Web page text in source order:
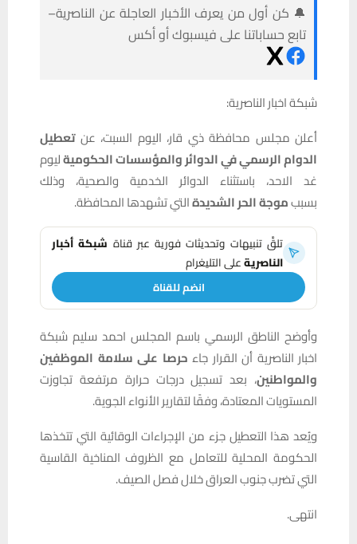
🔔 كن أول من يعرف الأخبار العاجلة عن الناصرية–
تابع حساباتنا على فيسبوك أو أكس
شبكة اخبار الناصرية:
أعلن مجلس محافظة ذي قار، اليوم السبت، عنتعطيل
الدوام الرسمي في الدوائر والمؤسسات الحكوميةليوم
غد الاحد، باستثناء الدوائر الخدمية والصحية، وذلك
بسببموجة الحر الشديدةالتي تشهدها المحافظة.
تلقَّ تنبيهات وتحديثات فورية عبر قناة شبكة أخبار
الناصريةعلى التليغرام
انضم للقناة
وأوضح الناطق الرسمي باسم المجلس احمد سليم شبكة
اخبار الناصرية أن القرار جاء حرصا على سلامة الموظفين
والمواطنين، بعد تسجيل درجات حرارة مرتفعة تجاوزت
المستويات المعتادة، وفقًا لتقارير الأنواء الجوية.
ويُعد هذا التعطيل جزء من الإجراءات الوقائية التي تتخذها
الحكومة المحلية للتعامل مع الظروف المناخية القاسية
التي تضرب جنوب العراق خلال فصل الصيف.
انتهى.